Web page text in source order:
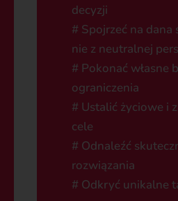
decyzji
# Spojrzeć na dana
nie z neutralnej
# Pokonać własne
ograniczenia
# Ustalić życiowe i
cele
# Odnaleźć
rozwiązania
# Odkryć unikalne